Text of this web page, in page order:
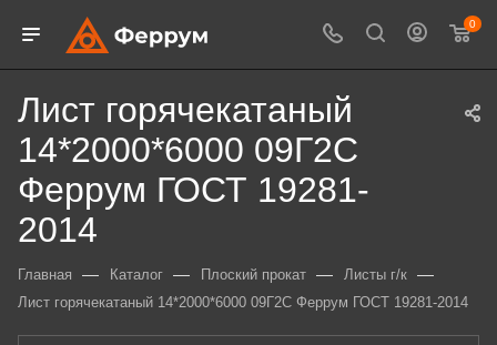
0
Лист горячекатаный
14*2000*6000 09Г2С
Феррум ГОСТ 19281-
2014
Главная — Каталог — Плоский прокат — Листы г/к —
Лист горячекатаный 14*2000*6000 09Г2С Феррум ГОСТ 19281-2014